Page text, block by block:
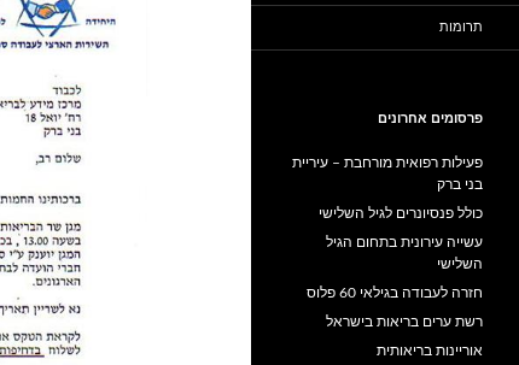
תרומות
פרסומים אחרונים
פעילות רפואית מורחבת – עיריית
בני ברק
כולל פנסיונרים לגיל השלישי
עשייה עירונית בתחום הגיל
השלישי
חזרה לעבודה בגילאי 60 פלוס
רשת ערים בריאות בישראל
אוריינות בריאותית